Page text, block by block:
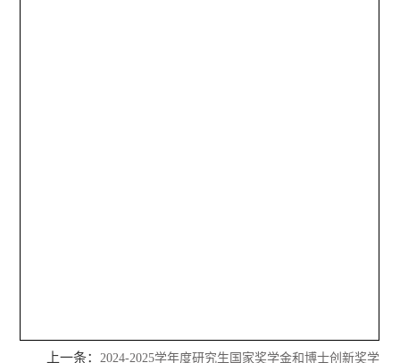
上一条：2024-2025学年度研究生国家奖学金和博士创新奖学